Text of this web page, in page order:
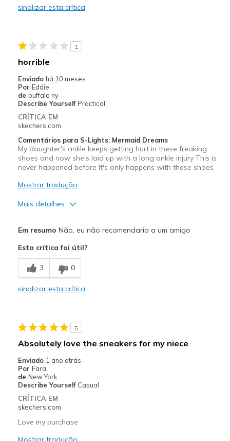
Contras
Melhores utilizações
Going Out
Special Occasions
Width
Feels true to width
Sizing
sinalizar esta crítica
1
horrible
Enviado há 10 meses
Por Eddie
de buffalo ny
Describe Yourself Practical
CRÍTICA EM
skechers.com
Comentários para S-Lights: Mermaid Dreams
My daughter's ankle keeps getting hurt in these freaking
shoes and now she's laid up with a long ankle injury This is
never happened before It's only happens with these shoes
Mostrar tradução
Mais detalhes
Contras
Poor Quality
Feels true to width
Sizing
Feels true to size
View On Shoes
Em resumo Não, eu não recomendaria a um amigo
Esta crítica foi útil?
3 0
sinalizar esta crítica
5
Absolutely love the sneakers for my niece
Enviado 1 ano atrás
Por Fara
de New York
Describe Yourself Casual
CRÍTICA EM
skechers.com
Love my purchase